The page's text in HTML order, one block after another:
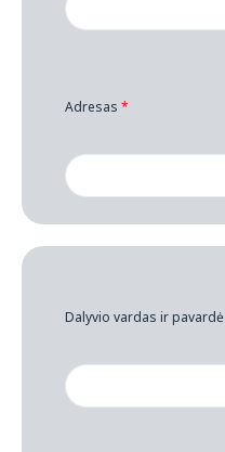
Adresas *
Dalyvio vardas ir pavardė